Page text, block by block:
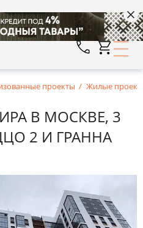
проекты Жилые
В МОСКВЕ, 3
2 И ГРАННА